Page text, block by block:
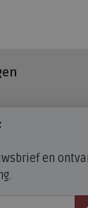
en